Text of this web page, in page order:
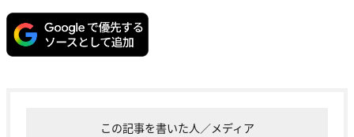
この記事を書いた人／メディア